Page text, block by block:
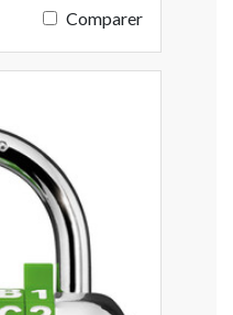
Comparer